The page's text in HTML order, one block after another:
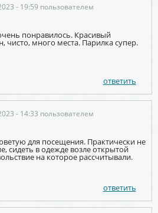
- 19:59 пользователем
понравилось. Красивый
чисто, много места. Парилка супер.
ответить
- 14:33 пользователем
для посещения. Практически не
сидеть в одежде возле открытой
на которое рассчитывали.
ответить